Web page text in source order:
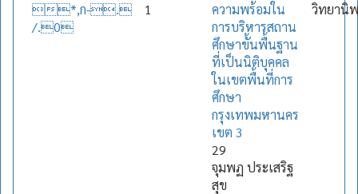
*,ก-.
/.0
1
ความพร้อมใน
การบริหารสถาน
ศึกษาขั้นพื้นฐาน
ที่เป็นนิติบุคคล
ในเขตพื้นที่การ
ศึกษา
กรุงเทพมหานคร
เขต 3
29
จุมพฏ ประเสริฐ
สุข
วิทยานิ